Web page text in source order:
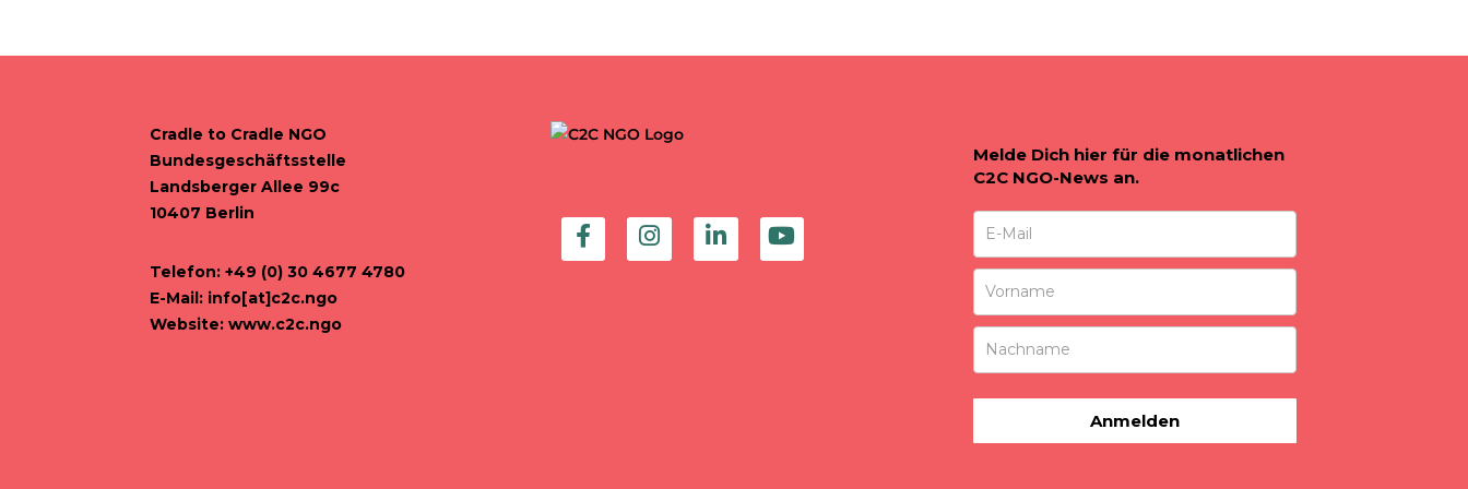
Cradle to Cradle NGO
Bundesgeschäftsstelle
Landsberger Allee 99c
10407 Berlin
Telefon: +49 (0) 30 4677 4780
E-Mail: info[at]c2c.ngo
Website: www.c2c.ngo
Melde Dich hier für die monatlichen
C2C NGO-News an.
Anmelden